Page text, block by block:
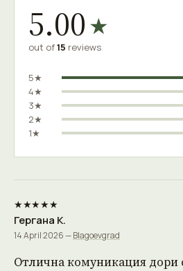
5.00★
out of15 reviews
5★
4★
3★
2★
1★
★★★★★
Гергана К.
14 April 2026 —Blagoevgrad
Отлична комуникация дори